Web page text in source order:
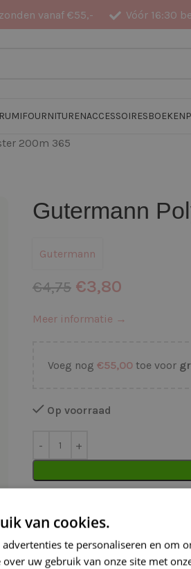
vanaf €55,- Vóór 16:30
FOURNITURENACCESSOIRESBOEKEN
200m 365
Gutermann
Gutermann
€4,75 €3,80
Meer informatie →
Voeg nog €55,00toe voor
Op voorraad
Waarom kopen bij de
Lage verzendkosten vanaf €
Gratis verzonden vanaf
van cookies.
te personaliseren en om
uw gebruik van onze site met